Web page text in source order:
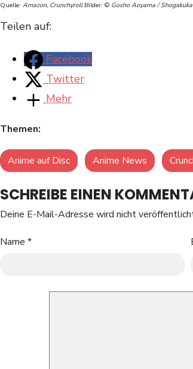
Quelle: Amazon, Crunchyroll Bilder: © Gosho Aoyama /
Teilen auf:
Facebook
Twitter
Mehr
Themen:
Anime auf Disc Anime News
SCHREIBE EINEN
Deine E-Mail-Adresse wird nicht
Name *